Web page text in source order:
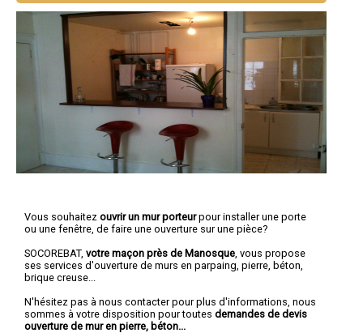
Vous souhaitez ouvrir un mur porteurpour installer une porte
ou une fenêtre, de faire une ouverture sur une pièce?
SOCOREBAT, votre maçon près de Manosque , vous propose
ses services d'ouverture de murs en parpaing, pierre, béton,
brique creuse...
N'hésitez pas à nous contacter pour plus d'informations, nous
sommes à votre disposition pour toutes demandes de devis
ouverture de mur en pierre, béton...